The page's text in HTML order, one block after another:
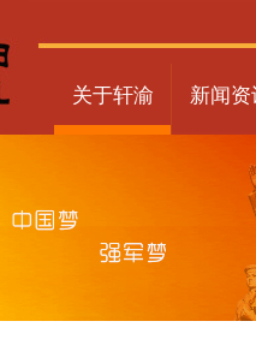
关于轩渝 新闻资